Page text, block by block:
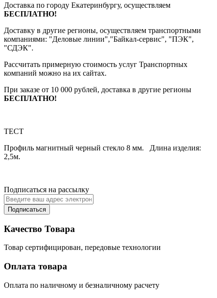
Доставка по городу Екатеринбургу, осуществляем
БЕСПЛАТНО!
Доставку в другие регионы, осуществляем транспортными
компаниями: "Деловые линии","Байкал-сервис", "ПЭК",
"СДЭК".
Рассчитать примерную стоимость услуг Транспортных
компаний можно на их сайтах.
При заказе от 10 000 рублей, доставка в другие регионы
БЕСПЛАТНО!
ТЕСТ
Профиль магнитный черный стекло 8 мм. Длина изделия:
2,5м.
Подписаться на рассылку
Подписаться
Качество Товара
Товар сертифицирован, передовые технологии
Оплата товара
Оплата по наличному и безналичному расчету